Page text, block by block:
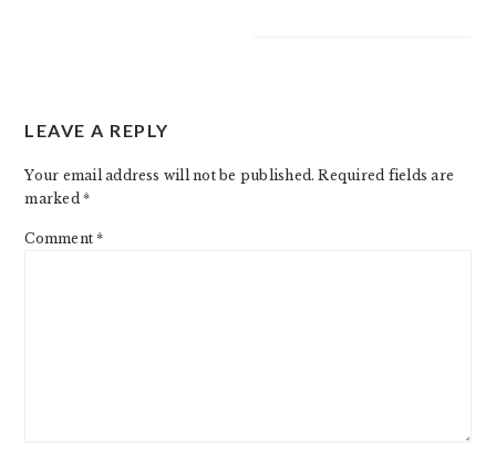
INTERACTIONS
LEAVE A REPLY
Your email address will not be published. Required fields are
marked*
Comment*